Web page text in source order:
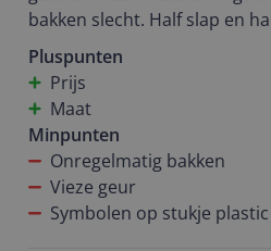
bakken slecht. Half slap en
plastic etiket met symbolen laat
voor mij niet meer.
Pluspunten
Prijs
Maat
Minpunten
Onregelmatig bakken
Vieze geur
Symbolen op stukje